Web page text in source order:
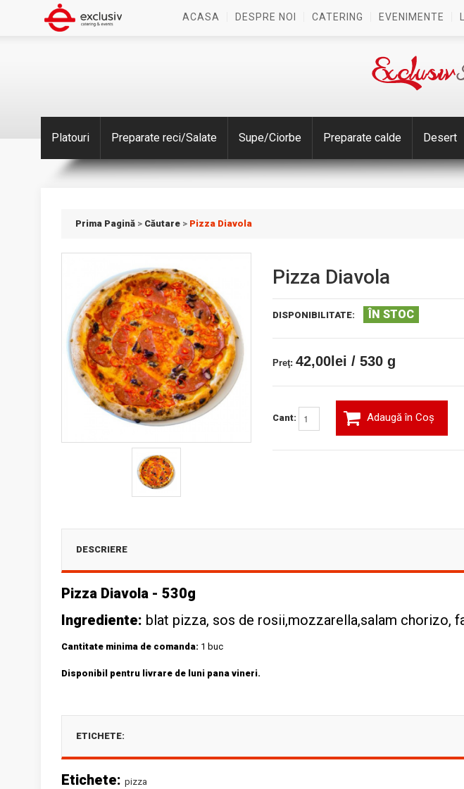
ACASA DESPRE NOI CATERING EVENIMENTE
Platouri Preparate reci/Salate Supe/Ciorbe Preparate calde Desert
Prima Pagină > Căutare > Pizza Diavola
Pizza Diavola
DISPONIBILITATE: ÎN STOC
Preţ: 42,00lei / 530 g
Cant: Adaugă în Coş
DESCRIERE
Pizza Diavola - 530g
Ingrediente: blat pizza, sos de rosii,mozzarella,salam chorizo,
Cantitate minima de comanda: 1 buc
Disponibil pentru livrare de luni pana vineri.
ETICHETE:
Etichete: pizza